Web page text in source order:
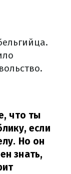
что ты
если
Но он
знать,